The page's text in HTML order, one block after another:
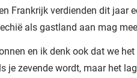
Frankrijk verdienden dit jaar
als gastland aan mag
en ik denk ook dat we
je zevende wordt, maar het